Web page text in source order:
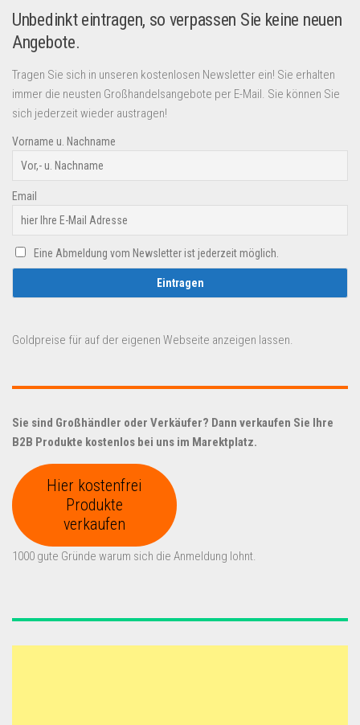
Unbedinkt eintragen, so verpassen Sie keine neuen
Angebote.
Tragen Sie sich in unseren kostenlosen Newsletter ein! Sie erhalten
immer die neusten Großhandelsangebote per E-Mail. Sie können Sie
sich jederzeit wieder austragen!
Vorname u. Nachname
Email
Eine Abmeldung vom Newsletter ist jederzeit möglich.
Goldpreise für auf der eigenen Webseite anzeigen lassen.
Sie sind Großhändler oder Verkäufer? Dann verkaufen Sie Ihre
B2B Produkte kostenlos bei uns im Marektplatz.
Hier kostenfrei
Produkte
verkaufen
1000 gute Gründe warum sich die Anmeldung lohnt.